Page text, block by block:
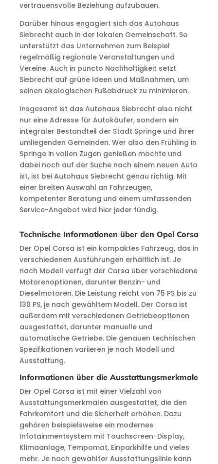
vertrauensvolle Beziehung aufzubauen.
Darüber hinaus engagiert sich das Autohaus
Siebrecht auch in der lokalen Gemeinschaft. So
unterstützt das Unternehmen zum Beispiel
regelmäßig regionale Veranstaltungen und
Vereine. Auch in puncto Nachhaltigkeit setzt
Siebrecht auf grüne Ideen und Maßnahmen, um
seinen ökologischen Fußabdruck zu minimieren.
Insgesamt ist das Autohaus Siebrecht also nicht
nur eine Adresse für Autokäufer, sondern ein
integraler Bestandteil der Stadt Springe und ihrer
umliegenden Gemeinden. Wer also den Frühling in
Springe in vollen Zügen genießen möchte und
dabei noch auf der Suche nach einem neuen Auto
ist, ist bei Autohaus Siebrecht genau richtig. Mit
einer breiten Auswahl an Fahrzeugen,
kompetenter Beratung und einem umfassenden
Service-Angebot wird hier jeder fündig.
Technische Informationen über den Opel Corsa
Der Opel Corsa ist ein kompaktes Fahrzeug, das in
verschiedenen Ausführungen erhältlich ist. Je
nach Modell verfügt der Corsa über verschiedene
Motorenoptionen, darunter Benzin- und
Dieselmotoren. Die Leistung reicht von 75 PS bis zu
130 PS, je nach gewähltem Modell. Der Corsa ist
außerdem mit verschiedenen Getriebeoptionen
ausgestattet, darunter manuelle und
automatische Getriebe. Die genauen technischen
Spezifikationen variieren je nach Modell und
Ausstattung.
Informationen über die Ausstattungsmerkmale
Der Opel Corsa ist mit einer Vielzahl von
Ausstattungsmerkmalen ausgestattet, die den
Fahrkomfort und die Sicherheit erhöhen. Dazu
gehören beispielsweise ein modernes
Infotainmentsystem mit Touchscreen-Display,
Klimaanlage, Tempomat, Einparkhilfe und vieles
mehr. Je nach gewählter Ausstattungslinie kann